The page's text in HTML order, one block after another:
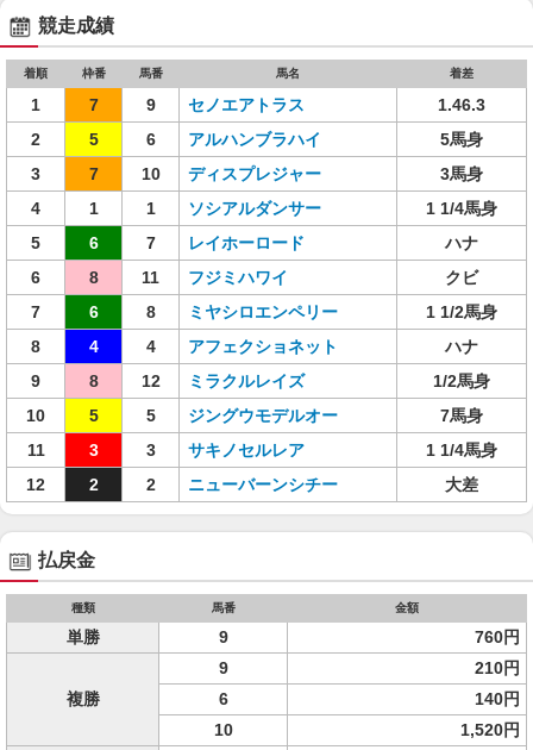
競走成績
着順 枠番 馬番 馬名 着差
1 7 9 セノエアトラス
1.46.3
2
5 6 アルハンブラハイ
5馬身
3
7 10 ディスプレジャー
3馬身
4
1 1 ソシアルダンサー
1 1/4馬身
5
6 7 レイホーロード
ハナ
6
8 11 フジミハワイ
クビ
7
6 8 ミヤシロエンペリー
1 1/2馬身
8
4 4 アフェクショネット
ハナ
9
8 12 ミラクルレイズ
1/2馬身
10
5 5 ジングウモデルオー
7馬身
11
3 3 サキノセルレア
1 1/4馬身
12
2 2 ニューバーンシチー 大差
払戻金
種類 馬番 金額
単勝 9 760円
複勝
9
210円
6
140円
10
1,520円